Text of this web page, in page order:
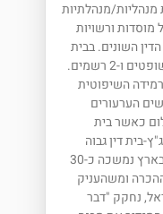
מנהלתיות
מוסדות ורשויות
השונים. בבית
המשפט העליון מכהנים כיום כ- 15 שופטים ו-2 רשמים.
השיפוטית
הערעורים
כאשר בית
בית דין גבוה
לצדק. כידוע תקופת המנדט הבריטי בארץ נמשכה כ-30
ומשהעניק
נחקק "דבר